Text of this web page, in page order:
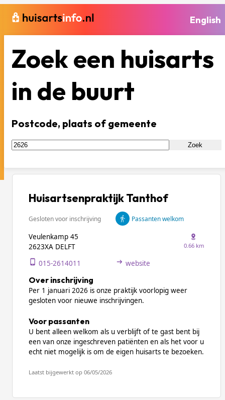
English
Zoek een huisarts
in de buurt
Postcode, plaats of gemeente
Zoek
Huisartsenpraktijk Tanthof
Gesloten voor inschrijving Passanten welkom
Veulenkamp 45
2623XA DELFT
0.66 km
015-2614011 website
Over inschrijving
Per 1 januari 2026 is onze praktijk voorlopig weer
gesloten voor nieuwe inschrijvingen.
Voor passanten
U bent alleen welkom als u verblijft of te gast bent bij
een van onze ingeschreven patiënten en als het voor u
echt niet mogelijk is om de eigen huisarts te bezoeken.
Laatst bijgewerkt op 06/05/2026